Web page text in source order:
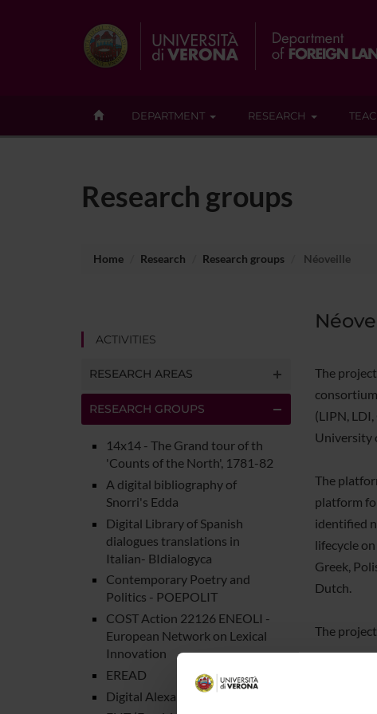
DEPARTMENT RESEARCH
Research groups
Home Research Research groups Néoveille
ACTIVITIES
RESEARCH AREAS
RESEARCH GROUPS
14x14 - The Grand tour of th
'Counts of the North', 1781-82
A digital bibliography of
Snorri's Edda
Digital Library of Spanish
dialogues translations in
Italian- BIdialogyca
Contemporary Poetry and
Politics - POEPOLIT
COST Action 22126 ENEOLI -
European Network on Lexical
Innovation
EREAD
Digital Alexanderlied (DAL)
The
(LIPN,
University
The
platform
identified
lifecycle
Greek,
Dutch.
The